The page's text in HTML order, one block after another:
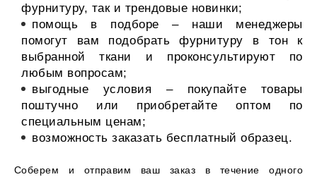
фурнитуру, так и трендовые новинки;
помощь в подборе – наши менеджеры
помогут вам подобрать фурнитуру в тон к
выбранной ткани и проконсультируют по
любым вопросам;
выгодные условия – покупайте товары
поштучно или приобретайте оптом по
специальным ценам;
возможность заказать бесплатный образец.
Соберем и отправим ваш заказ в течение одного